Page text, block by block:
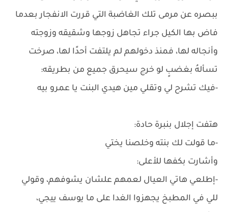
ببصره عن مرمى تلك الغاضبة التي قررت الانفجار بعدما
فاض بها الكيل جراء تجاهل زوجها وشقيقه وزوجته
وأنجاله لها، فمنذ دخولهم لم يلتفت أحدًا لها، صرخت
تسألهُ بغضبٍ لو خرج سيحرق جميع من بطريقه:
-فيك تشرح لي وتقلي مين هيدي البنت يا عمرو بيه
هتفت إجلال بنبرة حادة:
-ما قولت لك بنته وخلصنا يختي
وأشارت بكفها للأعلى:
-إطلعي هاتي العيال لعمهم علشان يشوفهم، وقولي
للي في المطبخ يجهزوا الغدا على ما يوسف ييجي،